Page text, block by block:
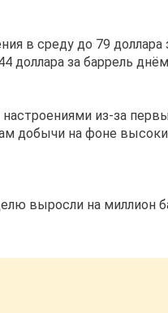
в среду до 79
доллара за баррель
из-за
добычи на фоне
выросли на миллион